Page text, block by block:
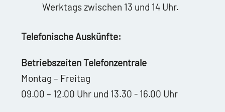
Werktags zwischen 13 und 14 Uhr.
Telefonische Auskünfte:
Betriebszeiten Telefonzentrale
Montag – Freitag
09.00 – 12.00 Uhr und 13.30 - 16.00 Uhr